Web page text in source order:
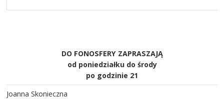
DO FONOSFERY ZAPRASZAJĄ
od poniedziałku do środy
po godzinie 21
Joanna Skonieczna